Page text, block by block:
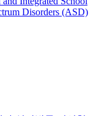
Disorders (ASD)